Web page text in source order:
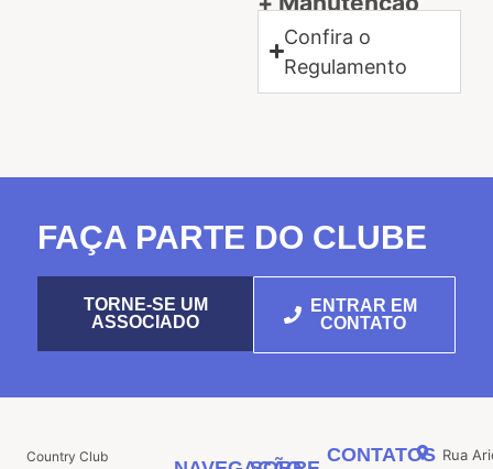
IDADE MÍNIMA
Confira o
Regulamento
FAÇA PARTE DO CLUBE
TORNE-SE UM
ASSOCIADO
ENTRAR EM
CONTATO
Country Club
CONTATOS Rua